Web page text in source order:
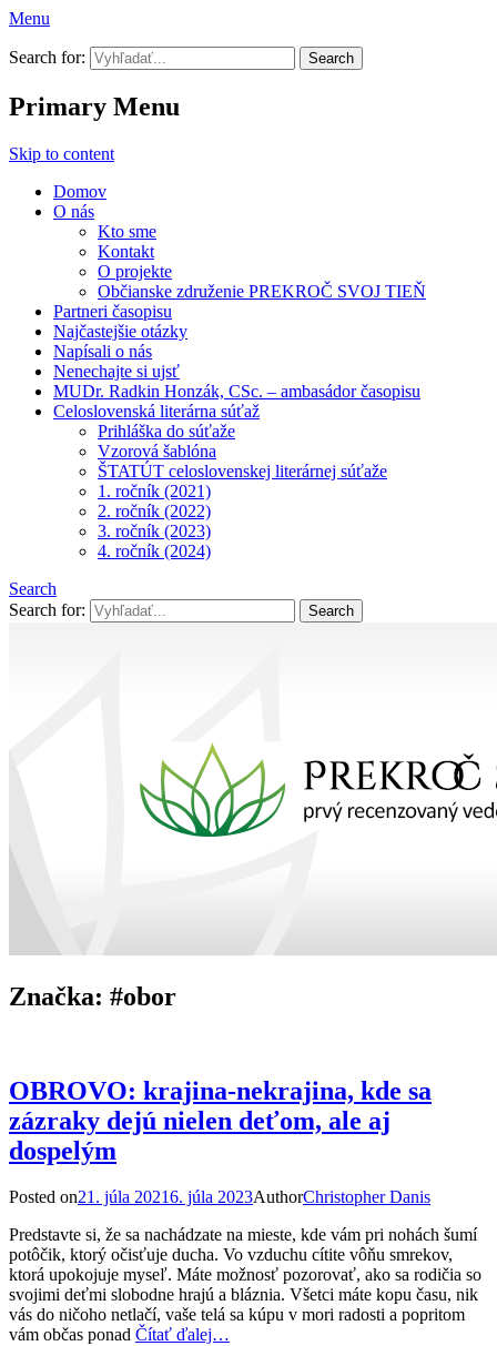
Menu
Prekroč svoj tieň
Search for:
Primary Menu
Skip to content
Domov
O nás
Kto sme
Kontakt
O projekte
Občianske združenie PREKROČ SVOJ TIEŇ
Partneri časopisu
Najčastejšie otázky
Napísali o nás
Nenechajte si ujsť
MUDr. Radkin Honzák, CSc. – ambasádor časopisu
Celoslovenská literárna súťaž
Prihláška do súťaže
Vzorová šablóna
ŠTATÚT celoslovenskej literárnej súťaže
1. ročník (2021)
2. ročník (2022)
3. ročník (2023)
4. ročník (2024)
Search
Search for:
Značka: #obor
OBROVO: krajina-nekrajina, kde sa
zázraky dejú nielen deťom, ale aj
dospelým
Posted on21. júla 20216. júla 2023AuthorChristopher Danis
Predstavte si, že sa nachádzate na mieste, kde vám pri nohách šumí
potôčik, ktorý očisťuje ducha. Vo vzduchu cítite vôňu smrekov,
ktorá upokojuje myseľ. Máte možnosť pozorovať, ako sa rodičia so
svojimi deťmi slobodne hrajú a bláznia. Všetci máte kopu času, nik
vás do ničoho netlačí, vaše telá sa kúpu v mori radosti a popritom
vám občas ponad Čítať ďalej…